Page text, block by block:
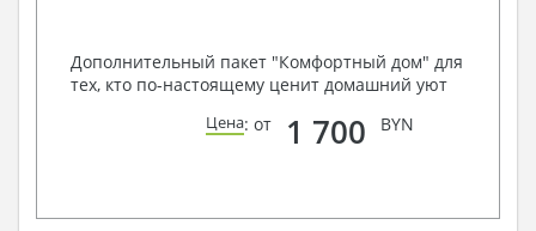
Дополнительный пакет "Комфортный дом" для
тех, кто по-настоящему ценит домашний уют
Цена: от 1 700 BYN